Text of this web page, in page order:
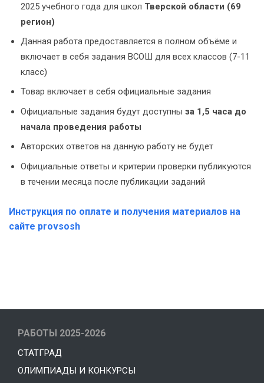
2025 учебного года для школ Тверской области (69
регион)
Данная работа предоставляется в полном объёме и
включает в себя задания ВСОШ для всех классов (7-11
класс)
Товар включает в себя официальные задания
Официальные задания будут доступны за 1,5 часа до
начала проведения работы
Авторских ответов на данную работу не будет
Официальные ответы и критерии проверки публикуются
в течении месяца после публикации заданий
Инструкция по оплате и получения материалов на
сайте provsosh
РАБОТЫ 2025-2026
СТАТГРАД
ОЛИМПИАДЫ И КОНКУРСЫ